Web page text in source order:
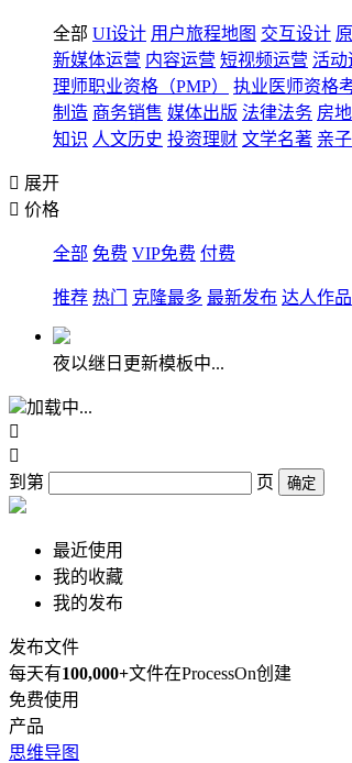
全部 UI设计 用户旅程地图 交互设计
新媒体运营 内容运营 短视频运营 活动
理师职业资格（PMP）
执业医师资格
制造 商务销售 媒体出版 法律法务 房
知识 人文历史 投资理财 文学名著 亲
 展开
 价格
全部 免费 VIP免费 付费
推荐 热门 克隆最多 最新发布 达人作品
夜以继日更新模板中...
加载中...


到第
页 确定
最近使用
我的收藏
我的发布
发布文件
每天有100,000+文件在ProcessOn创建
免费使用
产品
思维导图